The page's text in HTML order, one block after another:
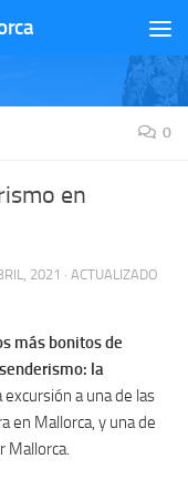
0
en
2021 · ACTUALIZADO
más bonitos de
la
excursión a una de las
en Mallorca, y una de
Mallorca.